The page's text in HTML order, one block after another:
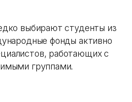
выбирают студенты из
фонды активно
работающих с
группами.